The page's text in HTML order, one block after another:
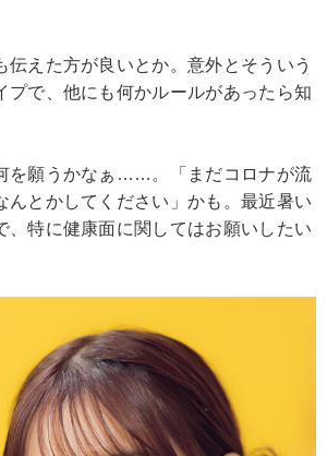
伝えた方が良いとか。意外とそういう
プで、他にも何かルールがあったら知
を願うかなぁ……。「まだコロナが流
んとかしてください」かも。最近暑い
、特に健康面に関してはお願いしたい